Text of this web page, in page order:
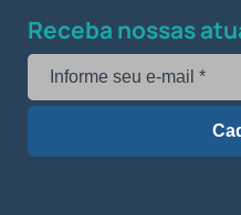
Receba nossas